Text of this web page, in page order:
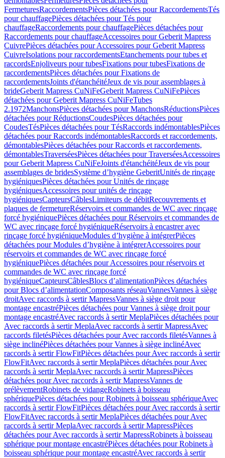
FermeturesRaccordementsPièces détachées pour RaccordementsTés
pour chauffagePièces détachées pour Tés pour
chauffageRaccordements pour chauffagePièces détachées pour
Raccordements pour chauffageAccessoires pour Geberit Mapress
CuivrePièces détachées pour Accessoires pour Geberit Mapress
CuivreIsolations pour raccordementsEtanchements pour tubes et
raccordsEnjoliveurs pour tubesFixations pour tubesFixations de
raccordementsPièces détachées pour Fixations de
raccordementsJoints d'étanchéitéJeux de vis pour assemblages à
brideGeberit Mapress CuNiFeGeberit Mapress CuNiFePièces
détachées pour Geberit Mapress CuNiFeTubes
2.1972ManchonsPièces détachées pour ManchonsRéductionsPièces
détachées pour RéductionsCoudesPièces détachées pour
CoudesTésPièces détachées pour TésRaccords indémontablesPièces
détachées pour Raccords indémontablesRaccords et raccordements,
démontablesPièces détachées pour Raccords et raccordements,
démontablesTraverséesPièces détachées pour TraverséesAccessoires
pour Geberit Mapress CuNiFeJoints d'étanchéitéJeux de vis pour
assemblages de bridesSystème d’hygiène GeberitUnités de rinçage
hygiéniquesPièces détachées pour Unités de rinçage
hygiéniquesAccessoires pour unités de rinçage
hygiéniquesCapteursCâblesLimiteurs de débitRecouvrements et
plaques de fermetureRéservoirs et commandes de WC avec rinçage
forcé hygiéniquePièces détachées pour Réservoirs et commandes de
WC avec rinçage forcé hygiéniqueRéservoirs à encastrer avec
rinçage forcé hygiéniqueModules d’hygiène à intégrerPièces
détachées pour Modules d’hygiène à intégrerAccessoires pour
réservoirs et commandes de WC avec rinçage forcé
hygiéniquePièces détachées pour Accessoires pour réservoirs et
commandes de WC avec rinçage forcé
hygiéniqueCapteursCâblesBlocs d’alimentationPièces détachées
pour Blocs d’alimentationComposants réseauVannesVannes à siège
droitAvec raccords à sertir MapressVannes à siège droit pour
montage encastréPièces détachées pour Vannes à siège droit pour
montage encastréAvec raccords à sertir MeplaPièces détachées pour
Avec raccords à sertir MeplaAvec raccords à sertir MapressAvec
raccords filetésPièces détachées pour Avec raccords filetésVannes à
siège inclinéPièces détachées pour Vannes à siège inclinéAvec
raccords à sertir FlowFitPièces détachées pour Avec raccords à sertir
FlowFitAvec raccords à sertir MeplaPièces détachées pour Avec
raccords à sertir MeplaAvec raccords à sertir MapressPièces
détachées pour Avec raccords à sertir MapressVannes de
prélèvementRobinets de vidangeRobinets à boisseau
sphériquePièces détachées pour Robinets à boisseau sphériqueAvec
raccords à sertir FlowFitPièces détachées pour Avec raccords à sertir
FlowFitAvec raccords à sertir MeplaPièces détachées pour Avec
raccords à sertir MeplaAvec raccords à sertir MapressPièces
détachées pour Avec raccords à sertir MapressRobinets à boisseau
sphérique pour montage encastréPièces détachées pour Robinets à
boisseau sphérique pour montage encastréAvec raccords à sertir